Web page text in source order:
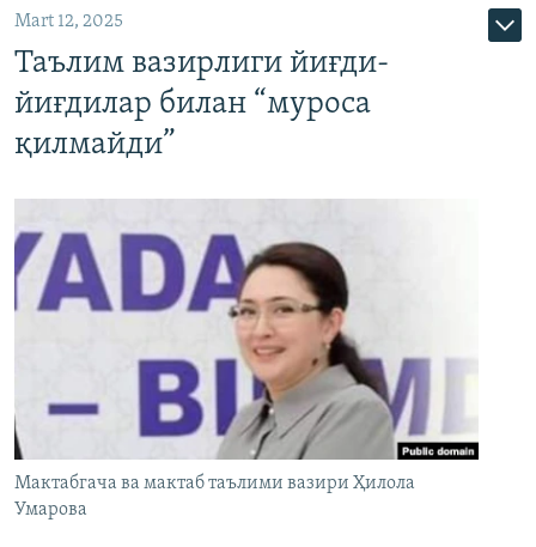
Mart 12, 2025
Таълим вазирлиги йиғди-
йиғдилар билан “муроса
қилмайди”
Мактабгача ва мактаб таълими вазири Ҳилола
Умарова